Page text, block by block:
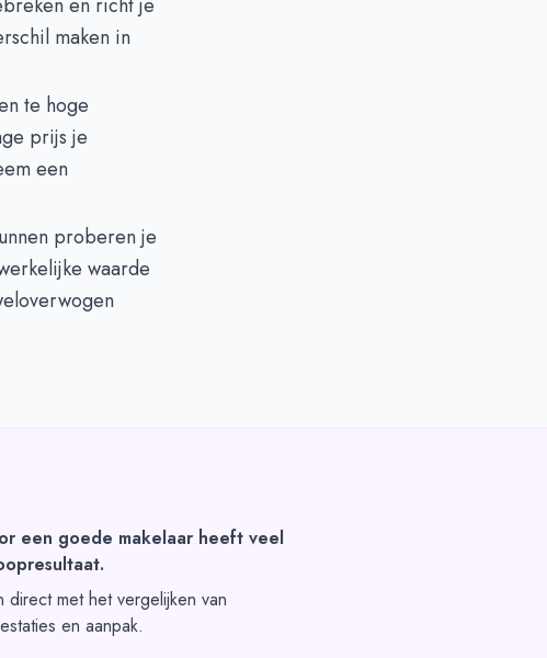
maken in
te hoge
prijs je
een
proberen je
waarde
een goede makelaar heeft veel
met het vergelijken van
en aanpak.